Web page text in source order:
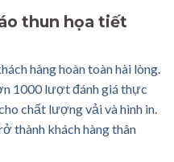
thun họa tiết
hàng hoàn toàn hài lòng.
1000 lượt đánh giá thực
chất lượng vải và hình in.
thành khách hàng thân